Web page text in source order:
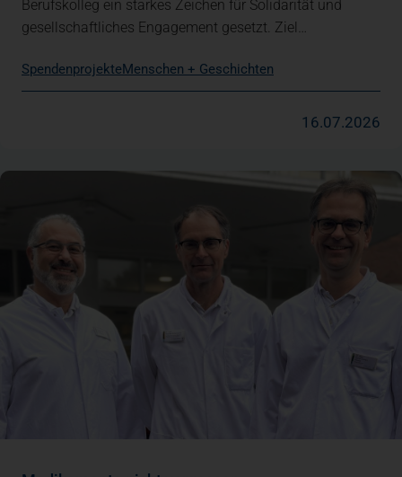
Berufskolleg ein starkes Zeichen für Solidarität und
gesellschaftliches Engagement gesetzt. Ziel…
Spendenprojekte Menschen + Geschichten
16.07.2026